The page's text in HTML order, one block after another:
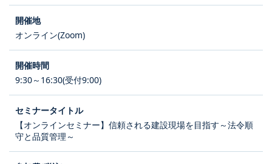
オンライン(Zoom)
9:30～16:30(受付9:00)
【オンラインセミナー】信頼される建設現場を目指す～法令順
守と品質管理～